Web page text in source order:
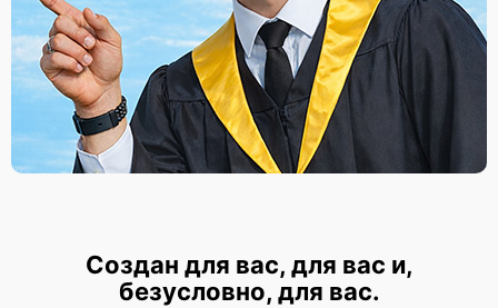
Создан для вас, для вас и,
безусловно, для вас.